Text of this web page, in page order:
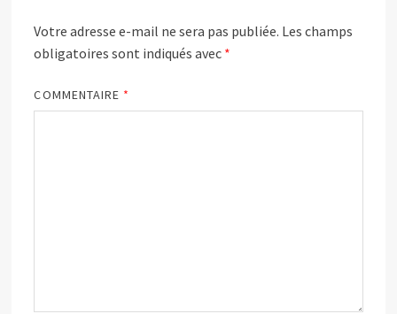
Votre adresse e-mail ne sera pas publiée. Les champs
obligatoires sont indiqués avec *
COMMENTAIRE *